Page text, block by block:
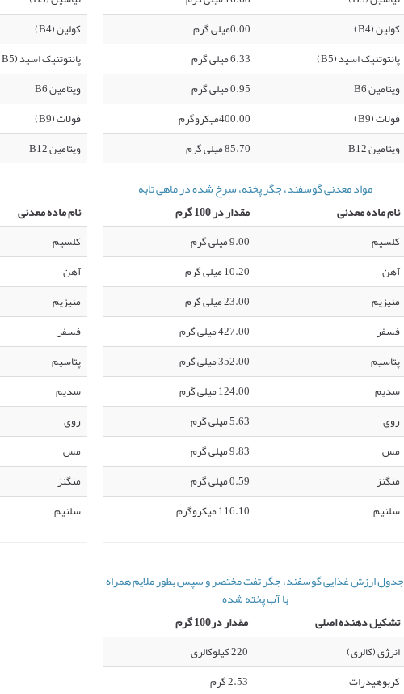
جدول ارزش غذایی گوسفند، جگر تفت مختصر و سپس بطور ملایم همراه
با آب پخته شده
تشکیل دهنده اصلی
مقدار در100 گرم
انرژی (کالری)
220 کیلوکالری
کربوهیدرات
2.53 گرم
کولین (B4)
پانتوتنیک اسید (B5)
ویتامین B6
فولات (B9)
ویتامین B12
نام ماده معدنی
کلسیم
آهن
منیزیم
فسفر
پتاسیم
سدیم
روی
مس
منگنز
سلنیم
کولین (B4)
0.00میلی گرم
پانتوتنیک اسید (B5)
6.33 میلی گرم
ویتامین B6
0.95 میلی گرم
فولات (B9)
400.00میکروگرم
ویتامین B12
85.70 میلی گرم
مواد معدنی گوسفند، جگر پخته، سرخ شده در ماهی تابه
نام ماده معدنی
مقدار در 100 گرم
کلسیم
9.00 میلی گرم
آهن
10.20 میلی گرم
منیزیم
23.00 میلی گرم
فسفر
427.00 میلی گرم
پتاسیم
352.00 میلی گرم
سدیم
124.00 میلی گرم
روی
5.63 میلی گرم
مس
9.83 میلی گرم
منگنز
0.59 میلی گرم
سلنیم
116.10 میکروگرم